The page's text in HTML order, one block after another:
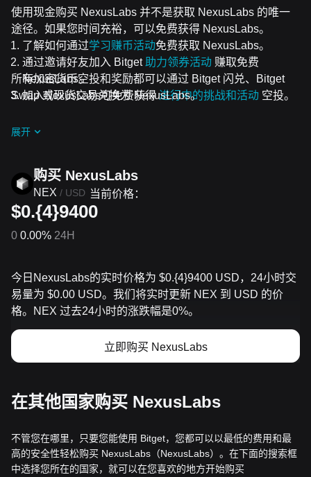
使用现金购买 NexusLabs 并不是获取 NexusLabs 的唯一
途径。如果您时间充裕，可以免费获得 NexusLabs。
了解如何通过学习赚币活动免费获取 NexusLabs。
通过邀请好友加入 Bitget 助力领券活动 赚取免费
NexusLabs。
加入NexusLabs可免费获得进行中的挑战和活动 空投。
所有加密货币空投和奖励都可以通过 Bitget 闪兑、Bitget
Swap 或现货交易兑换为 NexusLabs。
展开
购买 NexusLabs
NEX / USD 当前价格：
$0.{4}9400
0 0.00% 24H
今日NexusLabs的实时价格为 $0.{​4}9400 USD，24小时交
易量为 $0.00 USD。我们将实时更新 NEX 到 USD 的价
格。NEX 过去24小时的涨跌幅是0%。
立即购买 NexusLabs
在其他国家购买 NexusLabs
不管您在哪里，只要您能使用 Bitget，您都可以以最低的费用和最
高的安全性轻松购买 NexusLabs（NexusLabs）。在下面的搜索框
中选择您所在的国家，就可以在您喜欢的地方开始购买